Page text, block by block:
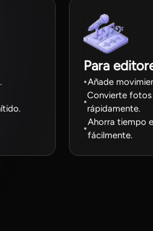
Para
Añade
Convierte fotos
rápidamente.
Ahorra tiempo
fácilmente.